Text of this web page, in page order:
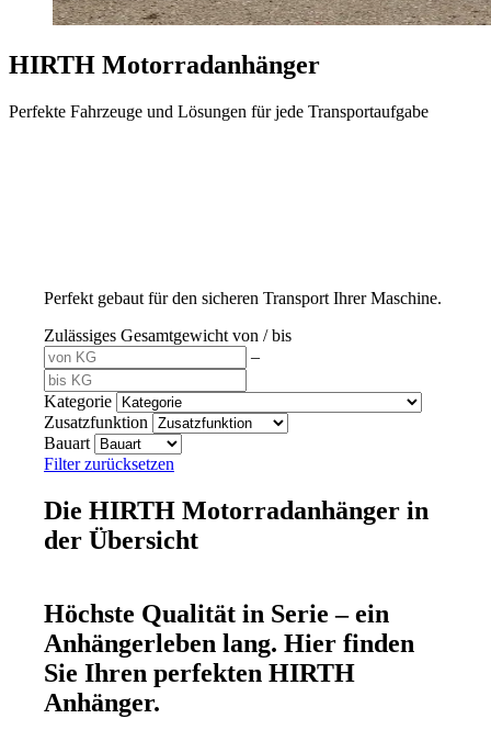
HIRTH Motorradanhänger
Perfekte Fahrzeuge und Lösungen für jede Transportaufgabe
Perfekt gebaut für den sicheren Transport Ihrer Maschine.
Zulässiges Gesamtgewicht von / bis
–
Kategorie
Zusatzfunktion
Bauart
Filter zurücksetzen
Die HIRTH Motorradanhänger in
der Übersicht
Höchste Qualität in Serie – ein
Anhängerleben lang. Hier finden
Sie Ihren perfekten HIRTH
Anhänger.